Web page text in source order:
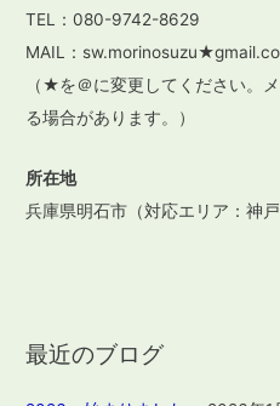
TEL：080-9742-8629
MAIL：
（★を＠に変更してください。
る場合があります。）
所在地
兵庫県明石市（対応エリア：神戸
最近のブログ